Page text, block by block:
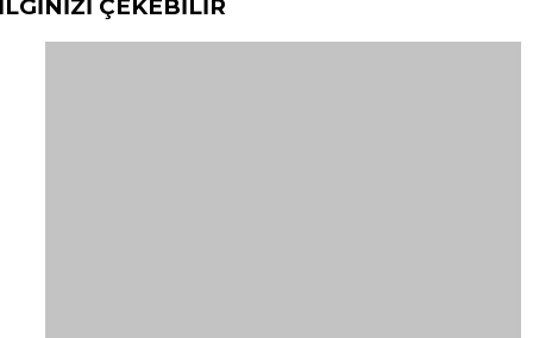
ÇEKEBİLİR